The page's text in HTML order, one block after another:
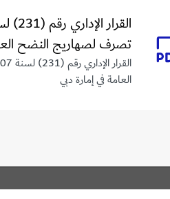
تصرف لصهاريج النضح
العامة في إمارة دبي